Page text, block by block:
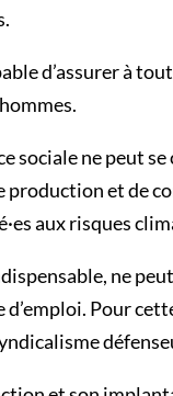
d’assurer à
sociale ne peut
et de
aux risques
ne
Pour